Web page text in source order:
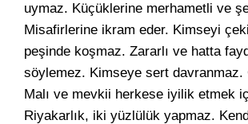
uymaz. Küçüklerine merhametli ve
Misafirlerine ikram eder. Kimseyi
peşinde koşmaz. Zararlı ve hatta
söylemez. Kimseye sert davranmaz.
Malı ve mevkii herkese iyilik etmek
Riyakarlık, iki yüzlülük yapmaz.